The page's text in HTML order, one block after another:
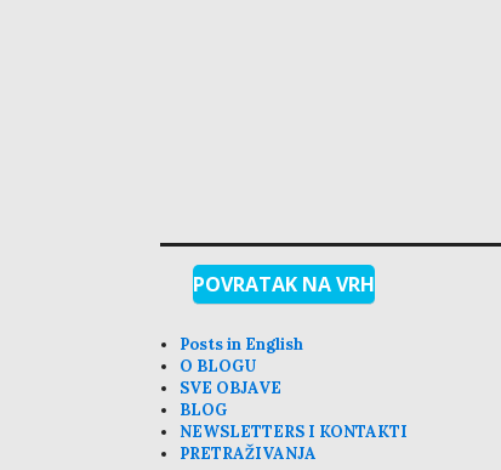
POVRATAK NA VRH
Posts in English
O BLOGU
SVE OBJAVE
BLOG
NEWSLETTERS I KONTAKTI
PRETRAŽIVANJA